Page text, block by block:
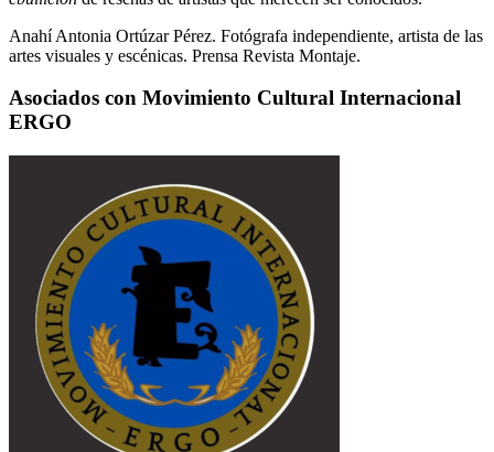
Anahí Antonia Ortúzar Pérez. Fotógrafa independiente, artista de las
artes visuales y escénicas. Prensa Revista Montaje.
Asociados con Movimiento Cultural Internacional
ERGO